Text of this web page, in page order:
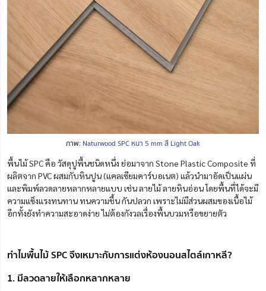
ภาพ: Naturwood SPC หนา 5 mm สี Light Oak
พื้นไม้ SPC คือ วัสดุปูพื้นชนิดหนึ่ง ย่อมาจาก Stone Plastic Composite ที่
ผลิตจาก PVC ผสมกับหินปูน (แคลเซียมคาร์บอเนต) แล้วนำมาอัดเป็นแผ่น
และพิมพ์ลวดลายหลากหลายแบบ เช่น ลายไม้ ลายหินอ่อน โดยพื้นที่ได้จะมี
ความแข็งแรงทนทาน ทนความชื้น กันปลวก เพราะไม่มีส่วนผสมของเนื้อไม้
อีกทั้งยังทำความสะอาดง่าย ไม่ต้องกังวลเรื่องพื้นบวมหรือขยายตัว
ทำไมพื้นไม้ SPC จึงเหมาะกับการแต่งห้องนอนสไตล์เกาหลี?
1. มีลวดลายให้เลือกหลากหลาย